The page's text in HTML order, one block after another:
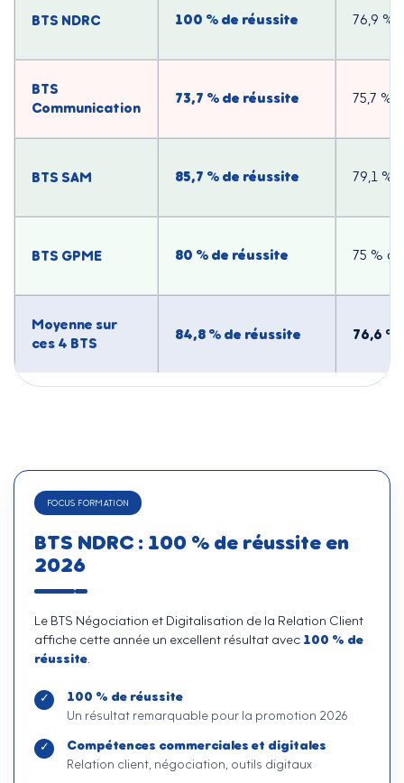
BTS NDRC 100 % de réussite 76,9 %
BTS
Communication
73,7 % de réussite 75,7 %
BTS SAM 85,7 % de réussite 79,1 %
BTS GPME 80 % de réussite 75 %
Moyenne sur
ces 4 BTS
84,8 % de réussite 76,6 %
FOCUS FORMATION
BTS NDRC : 100 % de réussite en
2026
Le BTS Négociation et Digitalisation de la Relation Client
affiche cette année un excellent résultat avec 100 % de
réussite
100 % de réussite
Un résultat remarquable pour la promotion 2026
Compétences commerciales et digitales
Relation client, négociation, outils digitaux